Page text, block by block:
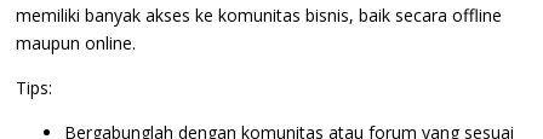
memiliki banyak akses ke komunitas bisnis, baik secara offline
maupun online.
Tips:
Bergabunglah dengan komunitas atau forum yang sesuai